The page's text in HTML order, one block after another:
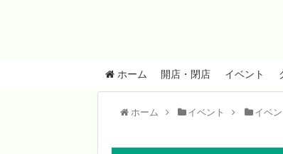
ホーム 開店・閉店 イベント
ホーム イベント イベ